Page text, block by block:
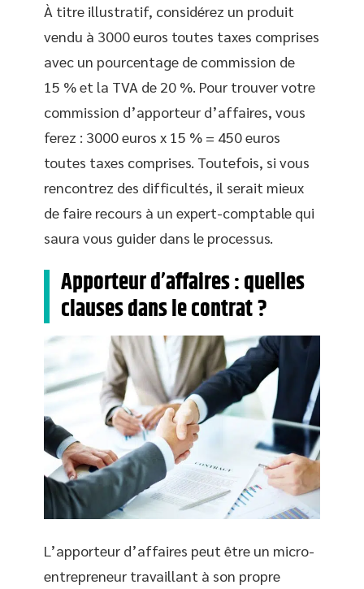
À titre illustratif, considérez un produit
vendu à 3000 euros toutes taxes comprises
avec un pourcentage de commission de
15 % et la TVA de 20 %. Pour trouver votre
commission d’apporteur d’affaires, vous
ferez : 3000 euros x 15 % = 450 euros
toutes taxes comprises. Toutefois, si vous
rencontrez des difficultés, il serait mieux
de faire recours à un expert-comptable qui
saura vous guider dans le processus.
Apporteur d’affaires : quelles
clauses dans le contrat ?
L’apporteur d’affaires peut être un micro-
entrepreneur travaillant à son propre